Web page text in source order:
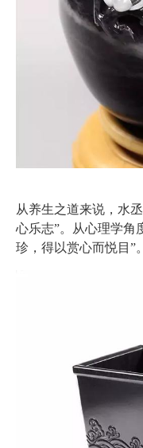
从养生之道来说，水
心乐志”。从心理学角
珍，得以赏心而悦目”。